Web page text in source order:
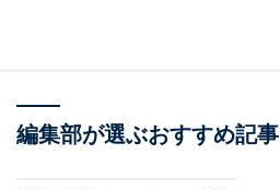
編集部が選ぶおすすめ記事